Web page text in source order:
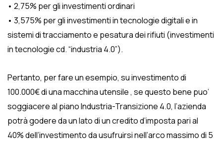
• 2,75% per gli investimenti ordinari
• 3,575% per gli investimenti in tecnologie digitali e in
sistemi di tracciamento e pesatura dei rifiuti (investimenti
in tecnologie cd. “industria 4.0”).
Pertanto, per fare un esempio, su investimento di
100.000€ di una macchina utensile , se questo bene puo’
soggiacere al piano Industria-Transizione 4.0, l’azienda
potrà godere da un lato di un credito d’imposta pari al
40% dell’investimento da usufruirsi nell’arco massimo di 5